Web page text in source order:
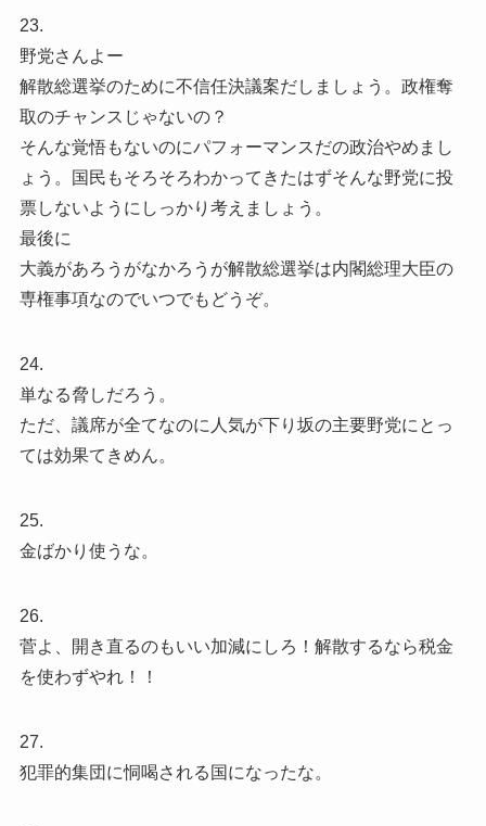
23.
野党さんよー
解散総選挙のために不信任決議案だしましょう。政権奪
取のチャンスじゃないの？
そんな覚悟もないのにパフォーマンスだの政治やめまし
ょう。国民もそろそろわかってきたはずそんな野党に投
票しないようにしっかり考えましょう。
最後に
大義があろうがなかろうが解散総選挙は内閣総理大臣の
専権事項なのでいつでもどうぞ。
24.
単なる脅しだろう。
ただ、議席が全てなのに人気が下り坂の主要野党にとっ
ては効果てきめん。
25.
金ばかり使うな。
26.
菅よ、開き直るのもいい加減にしろ！解散するなら税金
を使わずやれ！！
27.
犯罪的集団に恫喝される国になったな。